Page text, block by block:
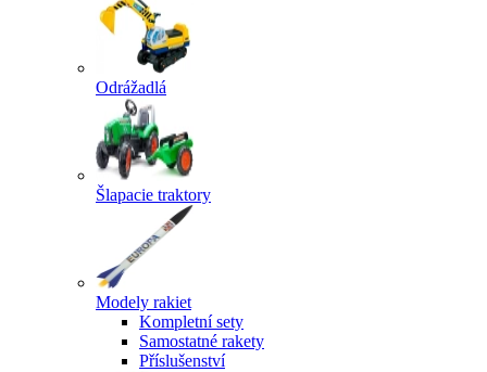
Odrážadlá
Šlapacie traktory
Modely rakiet
Kompletní sety
Samostatné rakety
Příslušenství